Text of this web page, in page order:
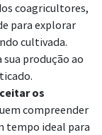
coagricultores,
para explorar
cultivada.
sua produção ao
os
compreender
tempo ideal para